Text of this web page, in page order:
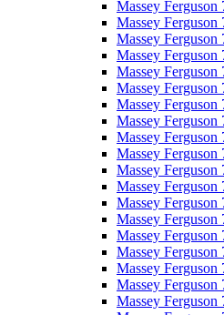
Massey Ferguson
Massey Ferguson
Massey Ferguson
Massey Ferguson
Massey Ferguson
Massey Ferguson
Massey Ferguson
Massey Ferguson
Massey Ferguson
Massey Ferguson
Massey Ferguson
Massey Ferguson
Massey
Massey Ferguson
Massey
Massey Ferguson
Massey Ferguson
Massey Ferguson
Massey